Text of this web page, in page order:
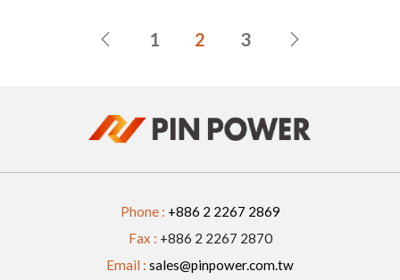
1 2 3
Phone : +886 2 2267 2869
Fax : +886 2 2267 2870
Email : sales@pinpower.com.tw